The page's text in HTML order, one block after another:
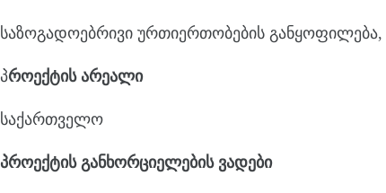
საზოგადოებრივი ურთიერთობების განყოფილება,
პროექტის არეალი
საქართველო
პროექტის განხორციელების ვადები